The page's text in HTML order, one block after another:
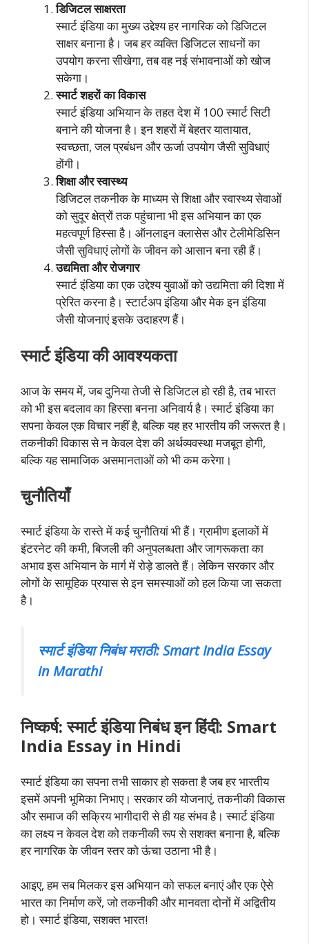
डिजिटल साक्षरता
स्मार्ट इंडिया का मुख्य उद्देश्य हर नागरिक को डिजिटल
साक्षर बनाना है। जब हर व्यक्ति डिजिटल साधनों का
उपयोग करना सीखेगा, तब वह नई संभावनाओं को खोज
सकेगा।
स्मार्ट शहरों का विकास
स्मार्ट इंडिया अभियान के तहत देश में 100 स्मार्ट सिटी
बनाने की योजना है। इन शहरों में बेहतर यातायात,
स्वच्छता, जल प्रबंधन और ऊर्जा उपयोग जैसी सुविधाएं
होंगी।
शिक्षा और स्वास्थ्य
डिजिटल तकनीक के माध्यम से शिक्षा और स्वास्थ्य सेवाओं
को सुदूर क्षेत्रों तक पहुंचाना भी इस अभियान का एक
महत्वपूर्ण हिस्सा है। ऑनलाइन क्लासेस और टेलीमेडिसिन
जैसी सुविधाएं लोगों के जीवन को आसान बना रही हैं।
उद्यमिता और रोजगार
स्मार्ट इंडिया का एक उद्देश्य युवाओं को उद्यमिता की दिशा में
प्रेरित करना है। स्टार्टअप इंडिया और मेक इन इंडिया
जैसी योजनाएं इसके उदाहरण हैं।
स्मार्ट इंडिया की आवश्यकता
आज के समय में, जब दुनिया तेजी से डिजिटल हो रही है, तब भारत
को भी इस बदलाव का हिस्सा बनना अनिवार्य है। स्मार्ट इंडिया का
सपना केवल एक विचार नहीं है, बल्कि यह हर भारतीय की जरूरत है।
तकनीकी विकास से न केवल देश की अर्थव्यवस्था मजबूत होगी,
बल्कि यह सामाजिक असमानताओं को भी कम करेगा।
चुनौतियाँ
स्मार्ट इंडिया के रास्ते में कई चुनौतियां भी हैं। ग्रामीण इलाकों में
इंटरनेट की कमी, बिजली की अनुपलब्धता और जागरूकता का
अभाव इस अभियान के मार्ग में रोड़े डालते हैं। लेकिन सरकार और
लोगों के सामूहिक प्रयास से इन समस्याओं को हल किया जा सकता
है।
स्मार्ट इंडिया निबंध मराठी: Smart India Essay
in Marathi
निष्कर्ष: स्मार्ट इंडिया निबंध इन हिंदी: Smart
India Essay in Hindi
स्मार्ट इंडिया का सपना तभी साकार हो सकता है जब हर भारतीय
इसमें अपनी भूमिका निभाए। सरकार की योजनाएं, तकनीकी विकास
और समाज की सक्रिय भागीदारी से ही यह संभव है। स्मार्ट इंडिया
का लक्ष्य न केवल देश को तकनीकी रूप से सशक्त बनाना है, बल्कि
हर नागरिक के जीवन स्तर को ऊंचा उठाना भी है।
आइए, हम सब मिलकर इस अभियान को सफल बनाएं और एक ऐसे
भारत का निर्माण करें, जो तकनीकी और मानवता दोनों में अद्वितीय
हो। स्मार्ट इंडिया, सशक्त भारत!